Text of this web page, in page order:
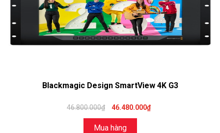
Blackmagic Design SmartView 4K G3
46.800.000₫ 46.480.000₫
Mua hàng